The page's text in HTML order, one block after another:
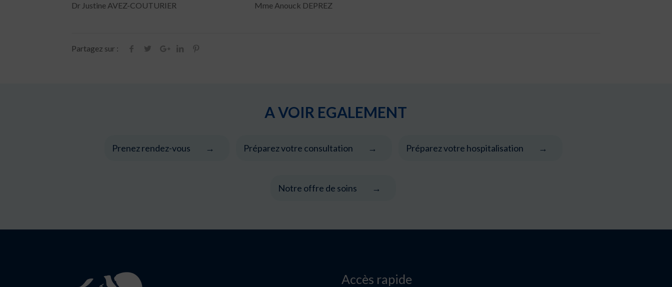
Dr Justine AVEZ-COUTURIER
Mme Anouck DEPREZ
Partagez sur :
A VOIR EGALEMENT
Prenez rendez-vous Préparez votre consultation Préparez votre hospitalisation
Notre offre de soins
Accès rapide